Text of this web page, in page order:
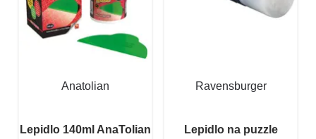
Anatolian
Lepidlo 140ml AnaTolian
Ravensburger
Lepidlo na puzzle